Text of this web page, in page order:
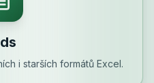
i starších formátů Excel.